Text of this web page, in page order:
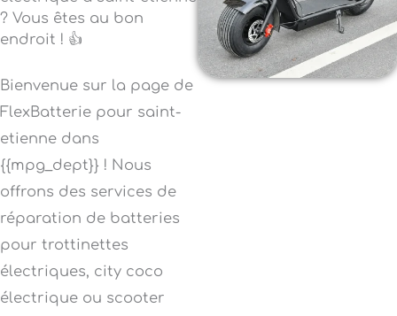
? Vous êtes au bon
endroit ! 👍
Bienvenue sur la page de
FlexBatterie pour saint-
etienne dans
{{mpg_dept}} ! Nous
offrons des services de
réparation de batteries
pour trottinettes
électriques, city coco
électrique ou scooter